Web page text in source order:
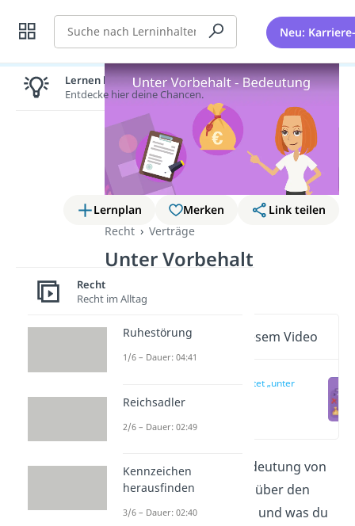
Suche Neu:
Lernplan Merken
Link teilen
Recht
Verträge
Unter Vorbehalt
Bedeutung
Wichtige Inhalte in diesem Video
Was bedeutet „unter
Was ist die rechtliche Bedeutung von
„unter Vorbehalt“
? Alles über den
Ausdruck „vorbehaltlich“ und was du
Lernen lohnt sich!
Entdecke hier deine Chancen.
Recht
Recht im Alltag
Ruhestörung
1/6 – Dauer: 04:41
Reichsadler
2/6 – Dauer: 02:49
Kennzeichen
herausfinden
3/6 – Dauer: 02:40